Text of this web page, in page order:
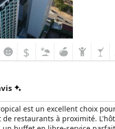
en fait un choix souhaitable
$
est un excellent choix
de restaurants à proximité.